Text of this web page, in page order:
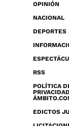
OPINIÓN
NACIONAL
DEPORTES
RSS
POLÍTICA
EDICTOS